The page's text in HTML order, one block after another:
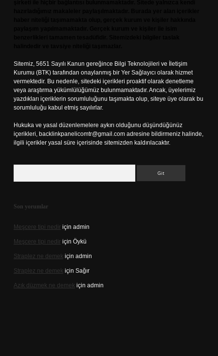
Sitemiz, 5651 Sayılı Kanun gereğince Bilgi Teknolojileri ve İletişim
Kurumu (BTK) tarafından onaylanmış bir Yer Sağlayıcı olarak hizmet
vermektedir. Bu nedenle, sitedeki içerikleri proaktif olarak denetleme
veya araştırma yükümlülüğümüz bulunmamaktadır. Ancak, üyelerimiz
yazdıkları içeriklerin sorumluluğunu taşımakta olup, siteye üye olarak bu
sorumluluğu kabul etmiş sayılırlar.
Hukuka ve yasal düzenlemelere aykırı olduğunu düşündüğünüz
içerikleri, backlinkpanelicomtr@gmail.com adresine bildirmeniz halinde,
ilgili içerikler yasal süre içerisinde sitemizden kaldırılacaktır.
Son yorumlar
Meşcere tipi nedir için admin
Meşcere tipi nedir için Öykü
Straplez ne demek için admin
Straplez ne demek için Sağır
Azık düzmek ne demek için admin